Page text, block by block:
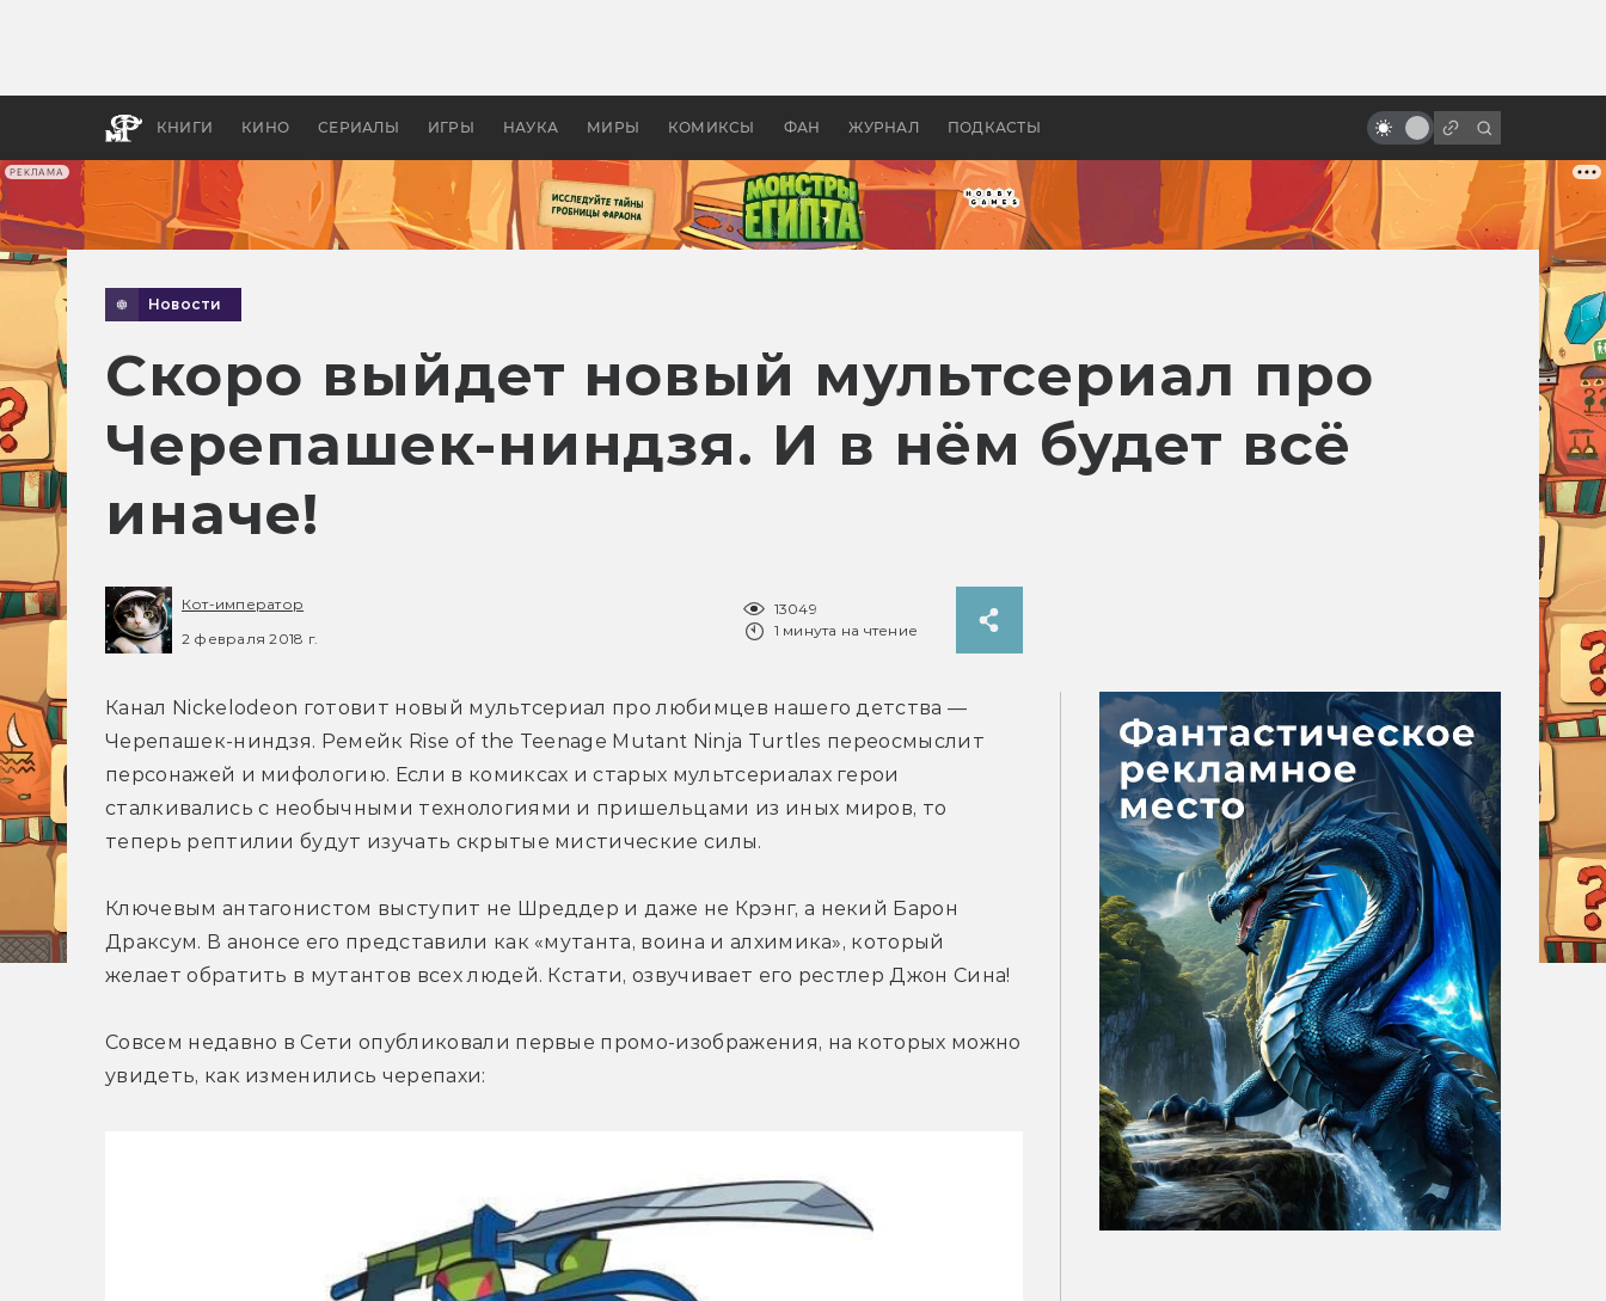
РЕКЛАМА
КНИГИ КИНО СЕРИАЛЫ ИГРЫ НАУКА МИРЫ КОМИКСЫ ФАН ЖУРНАЛ ПОДКАСТЫ
апокалипсис, в России —
бы «Властелина колец»
создания «Донни Дарко»
Новости
Скоро выйдет новый мультсериал про
Черепашек-ниндзя. И в нём будет всё
иначе!
Кот-император
2 февраля 2018 г.
13049
1 минута на чтение
Канал Nickelodeon готовит новый мультсериал про любимцев нашего детства —
Черепашек-ниндзя. Ремейк Rise of the Teenage Mutant Ninja Turtles переосмыслит
персонажей и мифологию. Если в комиксах и старых мультсериалах герои
сталкивались с необычными технологиями и пришельцами из иных миров, то
теперь рептилии будут изучать скрытые мистические силы.
Ключевым антагонистом выступит не Шреддер и даже не Крэнг, а некий Барон
Драксум. В анонсе его представили как «мутанта, воина и алхимика», который
желает обратить в мутантов всех людей. Кстати, озвучивает его рестлер Джон Сина!
Совсем недавно в Сети опубликовали первые промо-изображения, на которых можно
увидеть, как изменились черепахи: